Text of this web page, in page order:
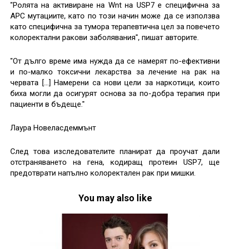
"Ролята на активиране на Wnt на USP7 е специфична за
APC мутациите, като по този начин може да се използва
като специфична за тумора терапевтична цел за повечето
колоректални ракови заболявания", пишат авторите.
"От дълго време има нужда да се намерят по-ефективни
и по-малко токсични лекарства за лечение на рак на
червата […] Намерени са нови цели за наркотици, които
биха могли да осигурят основа за по-добра терапия при
пациенти в бъдеще."
Лаура Новеласдеммънт
След това изследователите планират да проучат дали
отстраняването на гена, кодиращ протеин USP7, ще
предотврати напълно колоректален рак при мишки.
You may also like